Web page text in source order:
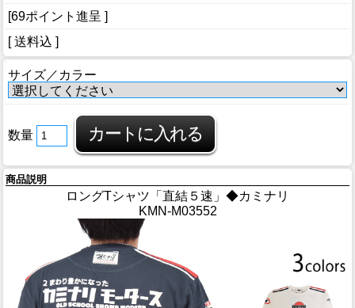
[69ポイント進呈 ]
[ 送料込 ]
サイズ／カラー
数量
商品説明
ロングTシャツ「直結５速」◆カミナリ
KMN-M03552